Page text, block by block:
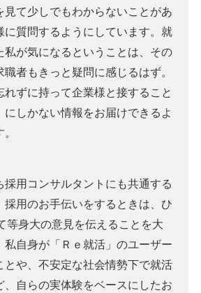
見て少しでもわからないことがあ
に質問するようにしています。就
私が気になるということは、その
者もきっと疑問に感じるはず。
ずに持って企業様と接すること
にしかない情報をお届けできるよ
採用コンサルタントにも共通する
採用のお手伝いをするときは、ひ
等身大の意見を伝えることを大
私自身が「Ｒｅ就活」のユーザー
とや、不安定な社会情勢下で就活
、自らの実体験をベースにしたお